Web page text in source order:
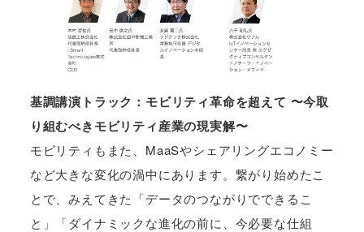
基調講演トラック：モビリティ革命を超えて 〜今取
り組むべきモビリティ産業の現実解〜
モビリティもまた、MaaSやシェアリングエコノミー
など大きな変化の渦中にあります。繋がり始めたこ
とで、みえてきた「データのつながりでできるこ
と」「ダイナミックな進化の前に、今必要な仕組